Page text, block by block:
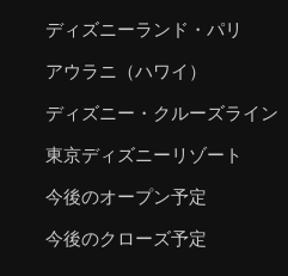
ディズニーランド・パリ
アウラニ（ハワイ）
ディズニー・クルーズライン
東京ディズニーリゾート
今後のオープン予定
今後のクローズ予定